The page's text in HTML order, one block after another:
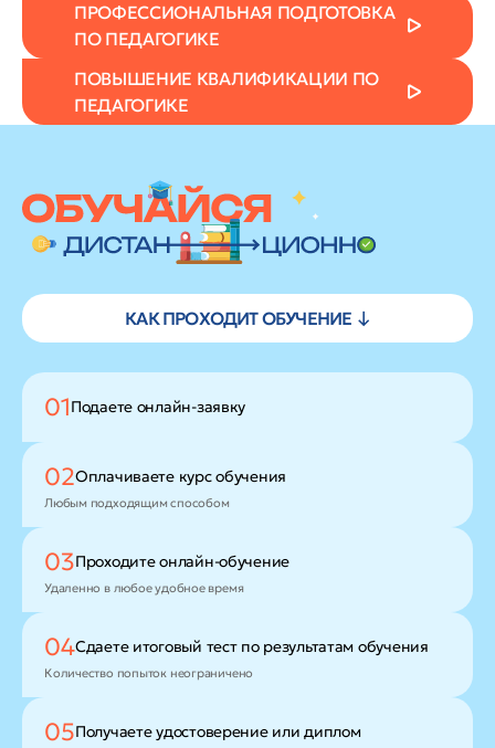
ПРОФЕССИОНАЛЬНАЯ ПОДГОТОВКА
ПО ПЕДАГОГИКЕ
ПОВЫШЕНИЕ КВАЛИФИКАЦИИ ПО
ПЕДАГОГИКЕ
КАК ПРОХОДИТ ОБУЧЕНИЕ ↓
01Подаете онлайн-заявку
02Оплачиваете курс обучения
Любым подходящим способом
03Проходитеонлайн-обучение
Удаленно в любое удобное время
04Сдаете итоговый тест по результатам обучения
Количество попыток неограничено
05Получаете удостоверение или диплом